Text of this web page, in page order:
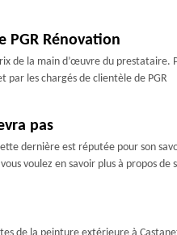
PGR Rénovation
de la main d’œuvre du prestataire.
par les chargés de clientèle de PGR
pas
dernière est réputée pour son
voulez en savoir plus à propos de